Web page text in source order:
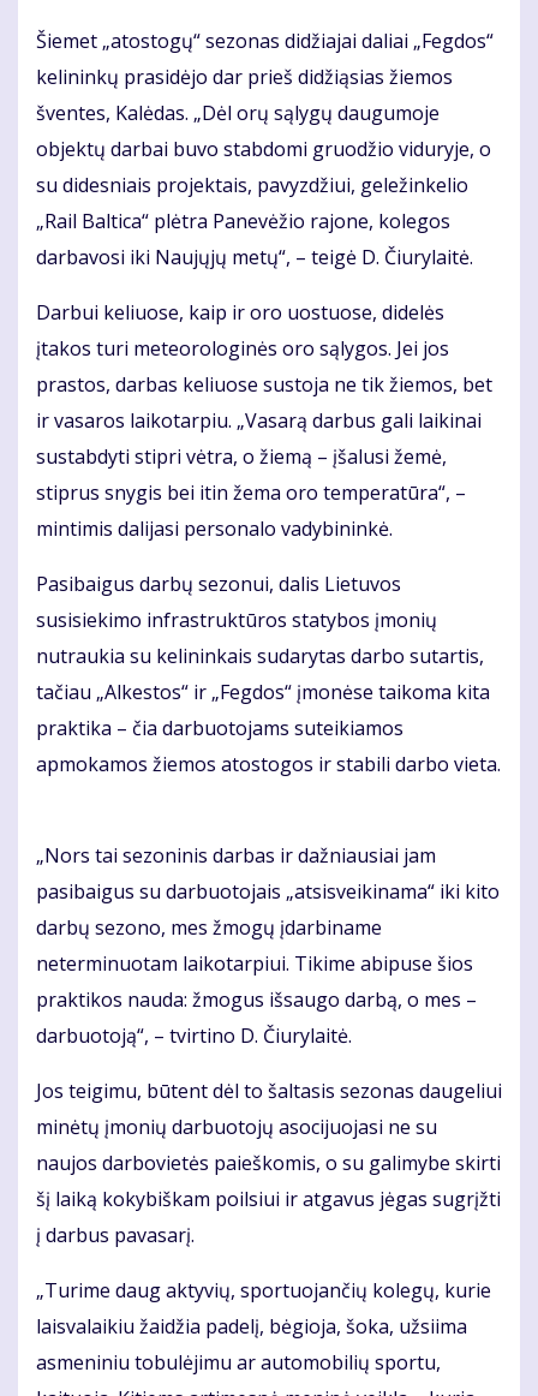
Šiemet „atostogų“ sezonas didžiajai daliai „Fegdos“
kelininkų prasidėjo dar prieš didžiąsias žiemos
šventes, Kalėdas. „Dėl orų sąlygų daugumoje
objektų darbai buvo stabdomi gruodžio viduryje, o
su didesniais projektais, pavyzdžiui, geležinkelio
„Rail Baltica“ plėtra Panevėžio rajone, kolegos
darbavosi iki Naujųjų metų“, – teigė D. Čiurylaitė.
Darbui keliuose, kaip ir oro uostuose, didelės
įtakos turi meteorologinės oro sąlygos. Jei jos
prastos, darbas keliuose sustoja ne tik žiemos, bet
ir vasaros laikotarpiu. „Vasarą darbus gali laikinai
sustabdyti stipri vėtra, o žiemą – įšalusi žemė,
stiprus snygis bei itin žema oro temperatūra“, –
mintimis dalijasi personalo vadybininkė.
Pasibaigus darbų sezonui, dalis Lietuvos
susisiekimo infrastruktūros statybos įmonių
nutraukia su kelininkais sudarytas darbo sutartis,
tačiau „Alkestos“ ir „Fegdos“ įmonėse taikoma kita
praktika – čia darbuotojams suteikiamos
apmokamos žiemos atostogos ir stabili darbo vieta.
„Nors tai sezoninis darbas ir dažniausiai jam
pasibaigus su darbuotojais „atsisveikinama“ iki kito
darbų sezono, mes žmogų įdarbiname
neterminuotam laikotarpiui. Tikime abipuse šios
praktikos nauda: žmogus išsaugo darbą, o mes –
darbuotoją“, – tvirtino D. Čiurylaitė.
Jos teigimu, būtent dėl to šaltasis sezonas daugeliui
minėtų įmonių darbuotojų asocijuojasi ne su
naujos darbovietės paieškomis, o su galimybe skirti
šį laiką kokybiškam poilsiui ir atgavus jėgas sugrįžti
į darbus pavasarį.
„Turime daug aktyvių, sportuojančių kolegų, kurie
laisvalaikiu žaidžia padelį, bėgioja, šoka, užsiima
asmeniniu tobulėjimu ar automobilių sportu,